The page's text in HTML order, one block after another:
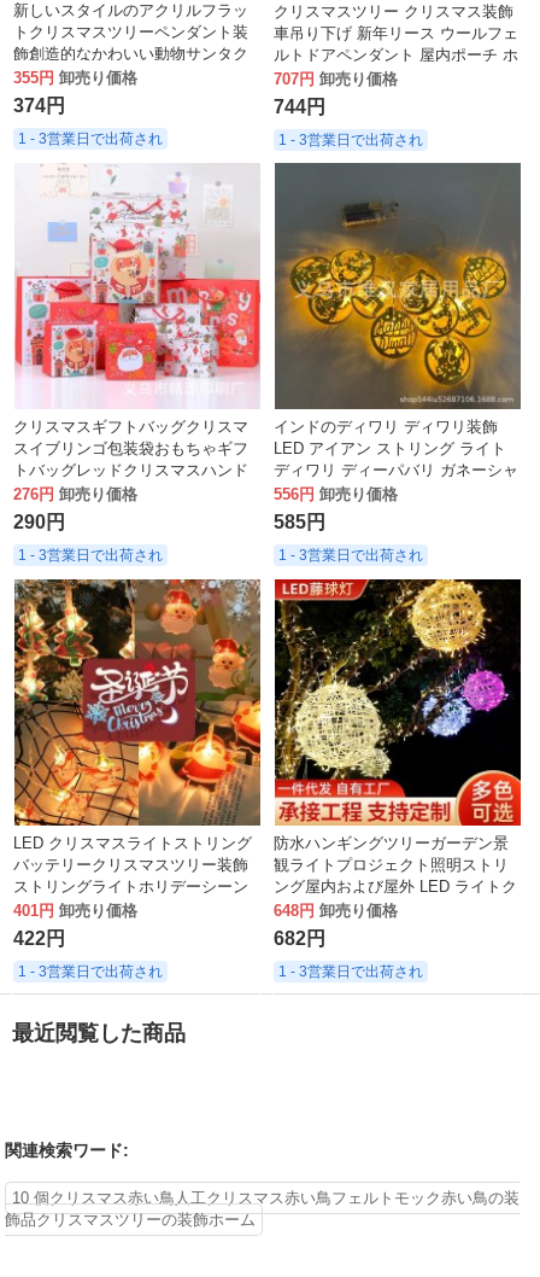
新しいスタイルのアクリルフラッ
トクリスマスツリーペンダント装
飾創造的なかわいい動物サンタク
ロース
355円 卸売り価格
374円
1 - 3営業日で出荷され
クリスマスツリー クリスマス装飾
車吊り下げ 新年リース ウールフェ
ルトドアペンダント 屋内ポーチ ホ
ーム小物
707円 卸売り価格
744円
1 - 3営業日で出荷され
クリスマスギフトバッグクリスマ
スイブリンゴ包装袋おもちゃギフ
トバッグレッドクリスマスハンド
ヘルド紙袋バッチ
276円 卸売り価格
290円
1 - 3営業日で出荷され
インドのディワリ ディワリ装飾
LED アイアン ストリング ライト
ディワリ ディーパバリ ガネーシャ
OM 卍雰囲気
556円 卸売り価格
585円
1 - 3営業日で出荷され
LED クリスマスライトストリング
バッテリークリスマスツリー装飾
ストリングライトホリデーシーン
アレンジメントサンタクロースラ
ンタン
401円 卸売り価格
422円
1 - 3営業日で出荷され
防水ハンギングツリーガーデン景
観ライトプロジェクト照明ストリ
ング屋内および屋外 LED ライトク
リスマス装飾タクローボールライ
ト
648円 卸売り価格
682円
1 - 3営業日で出荷され
最近閲覧した商品
関連検索ワード:
10 個クリスマス赤い鳥人工クリスマス赤い鳥フェルトモック赤い鳥の装
飾品クリスマスツリーの装飾ホーム